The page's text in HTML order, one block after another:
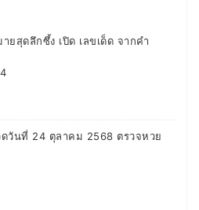
ยสุดลึกซึ้ง เปิด เลขเด็ด จากคำ
วันที่ 24 ตุลาคม 2568 ตรวจหวย